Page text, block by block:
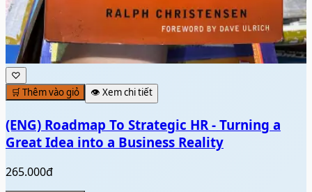
♡
🛒 Thêm vào giỏ
👁️ Xem chi tiết
(ENG) Roadmap To Strategic HR - Turning a
Great Idea into a Business Reality
265.000đ